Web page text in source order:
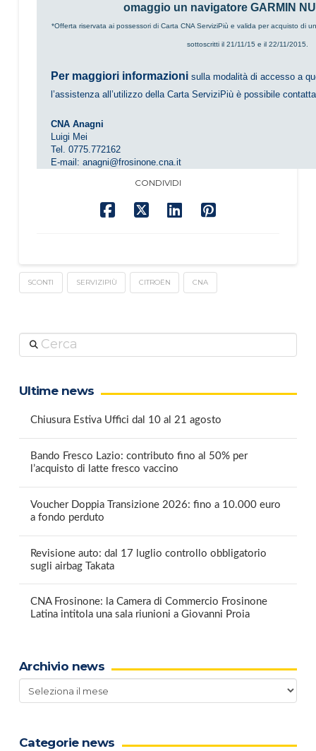
omaggio un navigatore GARMIN
*Offerta riservata ai possessori di Carta CNA ServiziPiù e valida per acquisto di
sottoscritti il 21/11/15 e il 22/11/2015.
Per maggiori informazionisulla modalità di accesso a
l’assistenza all’utilizzo della Carta ServiziPiù è possibile
CNA Anagni
Luigi Mei
Tel. 0775.772162
E-mail: anagni@frosinone.cna.it
CONDIVIDI
SCONTI SERVIZIPIÙ CITROËN CNA
Cerca
Ultime news
Chiusura Estiva Uffici dal 10 al 21 agosto
Bando Fresco Lazio: contributo fino al 50% per
l’acquisto di latte fresco vaccino
Voucher Doppia Transizione 2026: fino a 10.000 euro
a fondo perduto
Revisione auto: dal 17 luglio controllo obbligatorio
sugli airbag Takata
CNA Frosinone: la Camera di Commercio Frosinone
Latina intitola una sala riunioni a Giovanni Proia
Archivio news
Archivio
news
Categorie news